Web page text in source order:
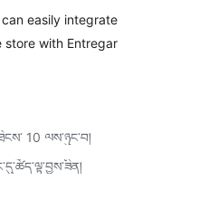
ཚང་།
easily integrate
store with Entregar
10 ལས་ཉུང་བ།